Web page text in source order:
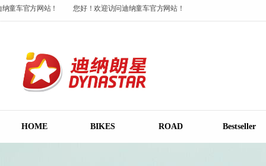
童车官方网站！ 您好！欢迎访问迪纳童车官方网站！
HOME BIKES ROAD Bestseller